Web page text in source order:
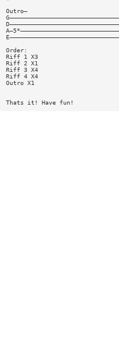
Outro—
Order:
Riff 1 X3
Riff 2 X1
Riff 3 X4
Riff 4 X4
Outro X1
Thats it! Have fun!